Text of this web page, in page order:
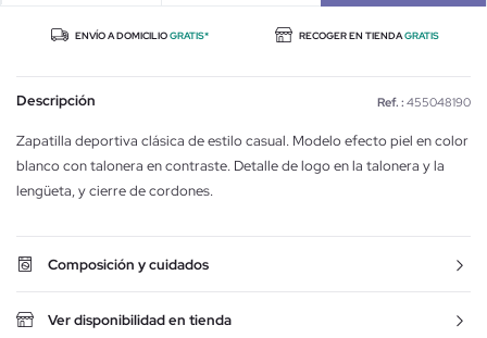
ENVÍO A DOMICILIOGRATIS* RECOGER EN TIENDAGRATIS
Descripción Ref. : 455048190
Zapatilla deportiva clásica de estilo casual. Modelo efecto piel en color
blanco con talonera en contraste. Detalle de logo en la talonera y la
lengüeta, y cierre de cordones.
Composición y cuidados
Ver disponibilidad en tienda